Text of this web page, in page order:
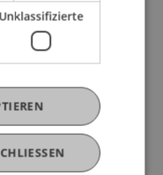
Professur. Dabei
Strafrecht mit der
reagiert nicht nur
zentrale Güter
wirtschaftlichen
weiter.
Unklassifizierte